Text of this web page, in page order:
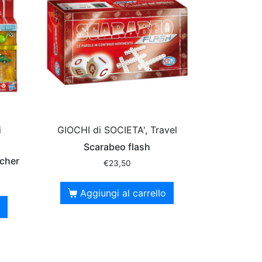
GIOCHI di SOCIETA', Travel
Scarabeo flash
€23,50
Aggiungi al carrello